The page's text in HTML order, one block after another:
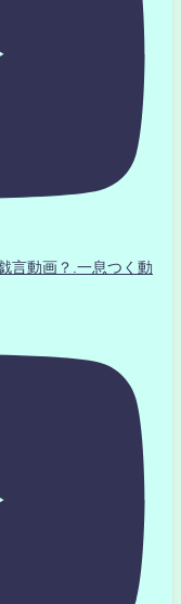
動画？.一息つく動